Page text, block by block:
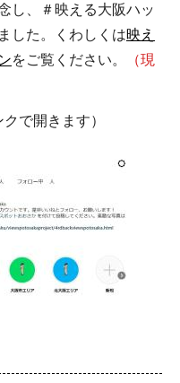
し、＃映える大阪ハッ
した。くわしくは映え
をご覧ください。
（現
で開きます）